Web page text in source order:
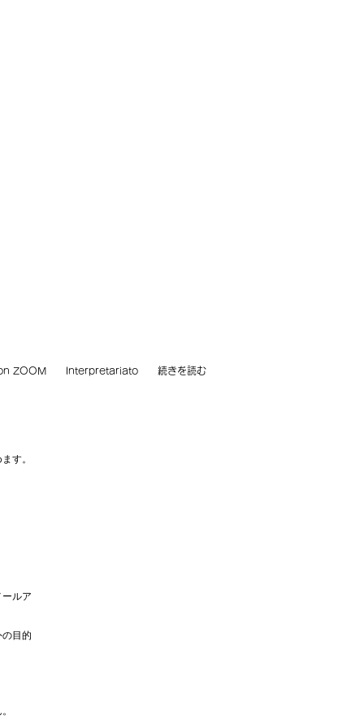
ZOOM Interpretariato 続きを読む
す。
ルア
目的